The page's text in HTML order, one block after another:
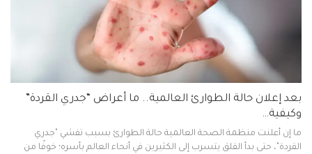
بعد إعلان حالة الطوارئ العالمية.. ما أعراض “جدري القردة”
وكيفية…
ما إن أعلنت منظمة الصحة العالمية حالة الطوارئ بسبب تفشي "جدري
القردة"، حتى بدأ القلق يتسرب إلى الكثيرين في أنحاء العالم بأسره؛ خوفًا من